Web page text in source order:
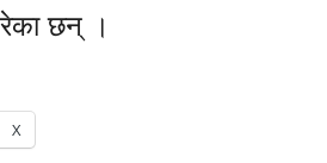
छन् ।
X